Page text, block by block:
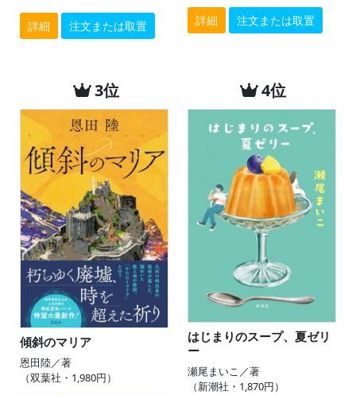
詳細 注文または取置 詳細 注文または取置
3位
傾斜のマリア
恩田陸／著
（双葉社・1,980円）
4位
はじまりのスープ、夏ゼリ
ー
瀬尾まいこ／著
（新潮社・1,870円）